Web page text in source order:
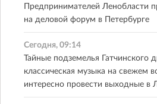
Предпринимателей Ленобласти
на деловой форум в Петербурге
Сегодня, 09:14
Тайные подземелья Гатчинского
классическая музыка на свежем
интересно провести выходные в